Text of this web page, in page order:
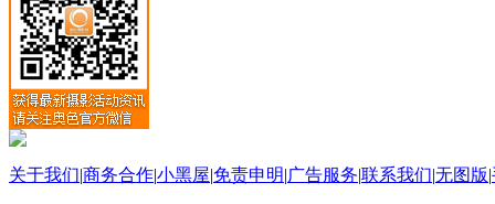
关于我们|商务合作|小黑屋|免责申明|广告服务|联系我们|无图版|